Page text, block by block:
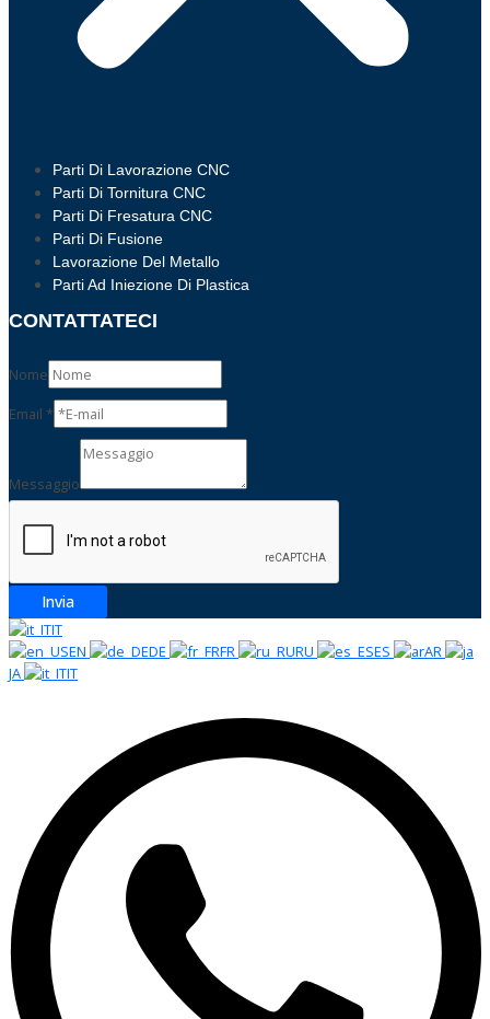
Parti Di Lavorazione CNC
Parti Di Tornitura CNC
Parti Di Fresatura CNC
Parti Di Fusione
Lavorazione Del Metallo
Parti Ad Iniezione Di Plastica
CONTATTATECI
Nome
Email *
e-
Messaggio
Invia
IT
EN
DE FR RU ES
AR
JA
IT